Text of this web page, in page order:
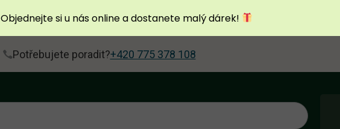
Potřebujete poradit?+420 775 378 108
Objednejte si u nás online a dostanete malý dárek!